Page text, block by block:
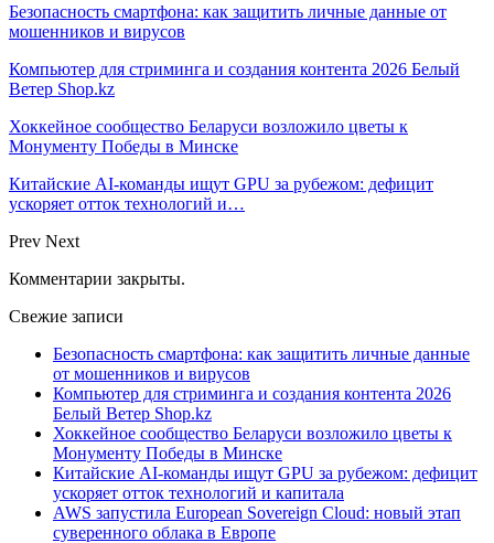
Безопасность смартфона: как защитить личные данные от
мошенников и вирусов
Компьютер для стриминга и создания контента 2026 Белый
Ветер Shop.kz
Хоккейное сообщество Беларуси возложило цветы к
Монументу Победы в Минске
Китайские AI-команды ищут GPU за рубежом: дефицит
ускоряет отток технологий и…
Prev Next
Комментарии закрыты.
Свежие записи
Безопасность смартфона: как защитить личные данные
от мошенников и вирусов
Компьютер для стриминга и создания контента 2026
Белый Ветер Shop.kz
Хоккейное сообщество Беларуси возложило цветы к
Монументу Победы в Минске
Китайские AI-команды ищут GPU за рубежом: дефицит
ускоряет отток технологий и капитала
AWS запустила European Sovereign Cloud: новый этап
суверенного облака в Европе